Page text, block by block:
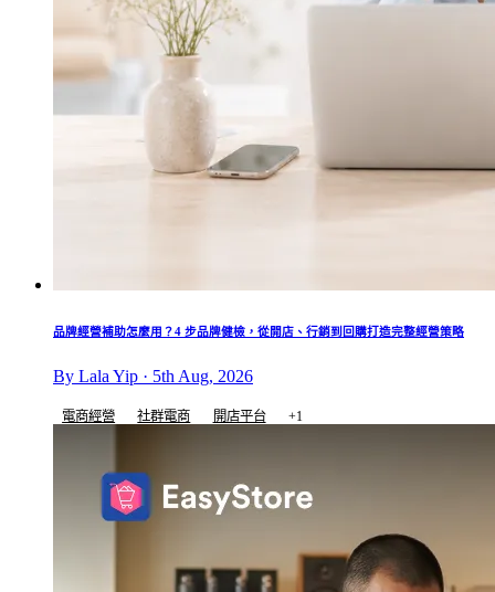
品牌經營補助怎麼用？4 步品牌健檢，從開店、行銷到回購打造完整經營策略
By Lala Yip · 5th Aug, 2026
電商經營 社群電商 開店平台 +1